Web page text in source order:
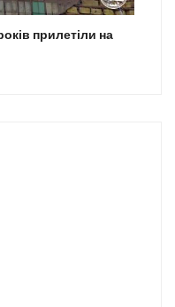
прилетіли на